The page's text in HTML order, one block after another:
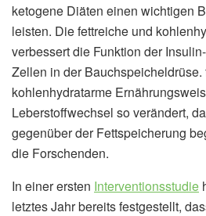
ketogene Diäten einen wichtigen
leisten. Die fettreiche und
verbessert die Funktion der
Zellen in der Bauchspeicheldrüse.
kohlenhydratarme
Leberstoffwechsel so verändert,
gegenüber der Fettspeicherung
die Forschenden.
In einer ersten Interventionsstudie
letztes Jahr bereits festgestellt,